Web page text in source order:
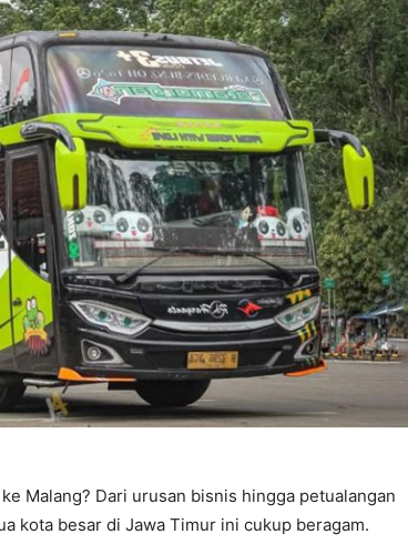
Malang? Dari urusan bisnis hingga petualangan
kota besar di Jawa Timur ini cukup beragam.